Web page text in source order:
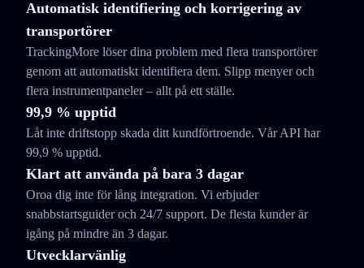
Automatisk identifiering och korrigering av
transportörer
TrackingMore löser dina problem med flera transportörer
genom att automatiskt identifiera dem. Slipp menyer och
flera instrumentpaneler – allt på ett ställe.
99,9 % upptid
Låt inte driftstopp skada ditt kundförtroende. Vår API har
99,9 % upptid.
Klart att använda på bara 3 dagar
Oroa dig inte för lång integration. Vi erbjuder
snabbstartsguider och 24/7 support. De flesta kunder är
igång på mindre än 3 dagar.
Utvecklarvänlig